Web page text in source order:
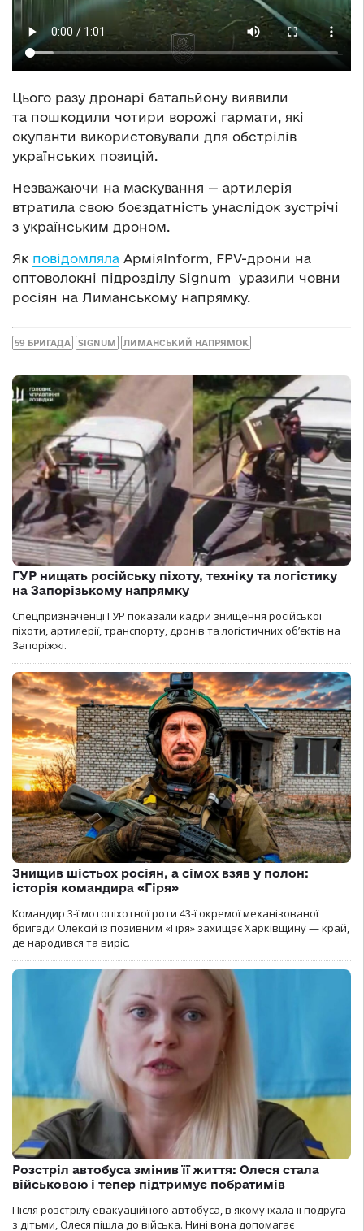
Цього разу дронарі батальйону виявили
та пошкодили чотири ворожі гармати, які
окупанти використовували для обстрілів
українських позицій.
Незважаючи на маскування — артилерія
втратила свою боєздатність унаслідок зустрічі
з українським дроном.
Як повідомляла АрміяInform, FPV-дрони на
оптоволокні підрозділу Signum уразили човни
росіян на Лиманському напрямку.
59 БРИГАДА SIGNUM ЛИМАНСЬКИЙ НАПРЯМОК
ГУР нищать російську піхоту, техніку та логістику
на Запорізькому напрямку
Спецпризначенці ГУР показали кадри знищення російської
піхоти, артилерії, транспорту, дронів та логістичних об’єктів на
Запоріжжі.
Знищив шістьох росіян, а сімох взяв у полон:
історія командира «Гіря»
Командир 3-ї мотопіхотної роти 43-ї окремої механізованої
бригади Олексій із позивним «Гіря» захищає Харківщину — край,
де народився та виріс.
Розстріл автобуса змінив її життя: Олеся стала
військовою і тепер підтримує побратимів
Після розстрілу евакуаційного автобуса, в якому їхала її подруга
з дітьми, Олеся пішла до війська. Нині вона допомагає